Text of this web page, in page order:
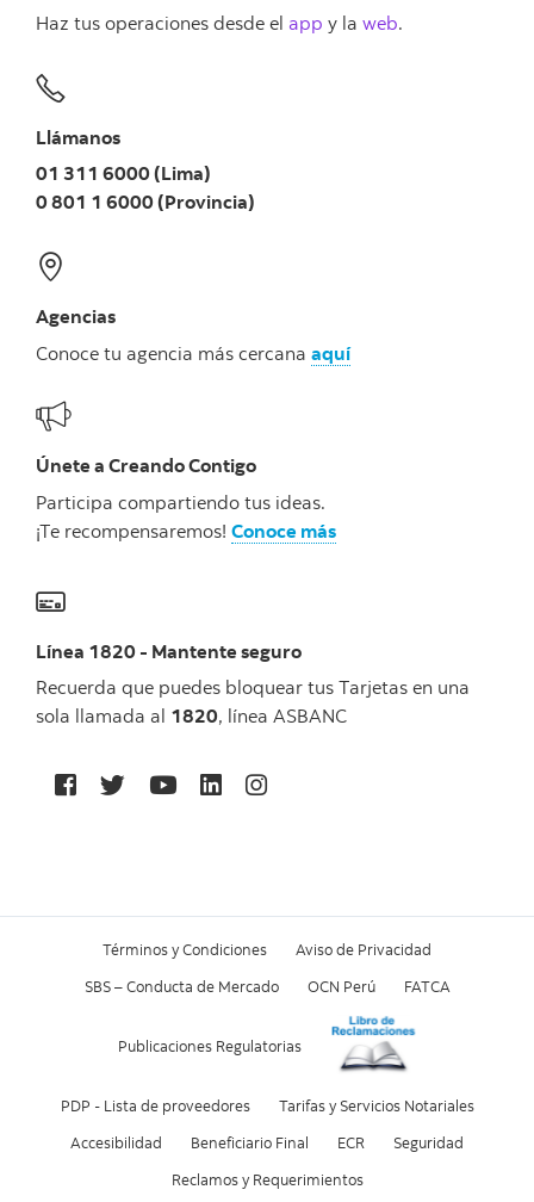
Haz tus operaciones desde el app y la web.
Llámanos
01 311 6000 (Lima)
0 801 1 6000 (Provincia)
Agencias
Conoce tu agencia más cercana aquí
Únete a Creando Contigo
Participa compartiendo tus ideas.
¡Te recompensaremos! Conoce más
Línea 1820 - Mantente seguro
Recuerda que puedes bloquear tus Tarjetas en una
sola llamada al 1820, línea ASBANC
Términos y Condiciones Aviso de Privacidad
SBS – Conducta de Mercado OCN Perú FATCA
Publicaciones Regulatorias
PDP - Lista de proveedores Tarifas y Servicios Notariales
Accesibilidad Beneficiario Final ECR Seguridad
Reclamos y Requerimientos